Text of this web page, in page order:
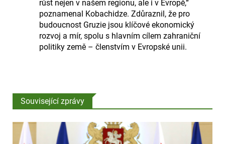
růst nejen v našem regionu, ale i v Evropě,“
poznamenal Kobachidze. Zdůraznil, že pro
budoucnost Gruzie jsou klíčové ekonomický
rozvoj a mír, spolu s hlavním cílem zahraniční
politiky země – členstvím v Evropské unii.
Související zprávy